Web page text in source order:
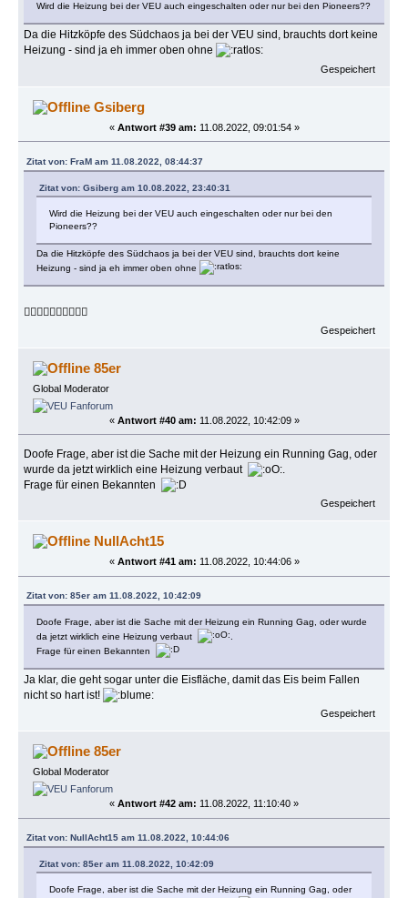
Wird die Heizung bei der VEU auch eingeschalten oder nur bei den Pioneers??
Da die Hitzköpfe des Südchaos ja bei der VEU sind, brauchts dort keine
Heizung - sind ja eh immer oben ohne
Gespeichert
Gsiberg
« Antwort #39 am: 11.08.2022, 09:01:54 »
Zitat von: FraM am 11.08.2022, 08:44:37
Zitat von: Gsiberg am 10.08.2022, 23:40:31
Wird die Heizung bei der VEU auch eingeschalten oder nur bei den
Pioneers??
Da die Hitzköpfe des Südchaos ja bei der VEU sind, brauchts dort keine
Heizung - sind ja eh immer oben ohne
👍🏻👍🏻👍🏻👍🏻👍🏻
Gespeichert
85er
Global Moderator
« Antwort #40 am: 11.08.2022, 10:42:09 »
Doofe Frage, aber ist die Sache mit der Heizung ein Running Gag, oder
wurde da jetzt wirklich eine Heizung verbaut
.
Frage für einen Bekannten
Gespeichert
NullAcht15
« Antwort #41 am: 11.08.2022, 10:44:06 »
Zitat von: 85er am 11.08.2022, 10:42:09
Doofe Frage, aber ist die Sache mit der Heizung ein Running Gag, oder wurde
da jetzt wirklich eine Heizung verbaut
Frage für einen Bekannten
Ja klar, die geht sogar unter die Eisfläche, damit das Eis beim Fallen
nicht so hart ist!
Gespeichert
85er
Global Moderator
« Antwort #42 am: 11.08.2022, 11:10:40 »
Zitat von: NullAcht15 am 11.08.2022, 10:44:06
Zitat von: 85er am 11.08.2022, 10:42:09
Doofe Frage, aber ist die Sache mit der Heizung ein Running Gag, oder